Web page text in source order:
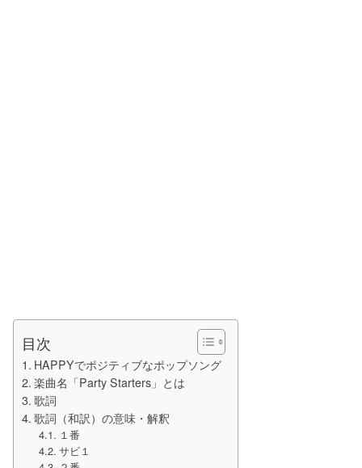
目次
HAPPYでポジティブなポップソング
楽曲名「Party Starters」とは
歌詞
歌詞（和訳）の意味・解釈
１番
サビ１